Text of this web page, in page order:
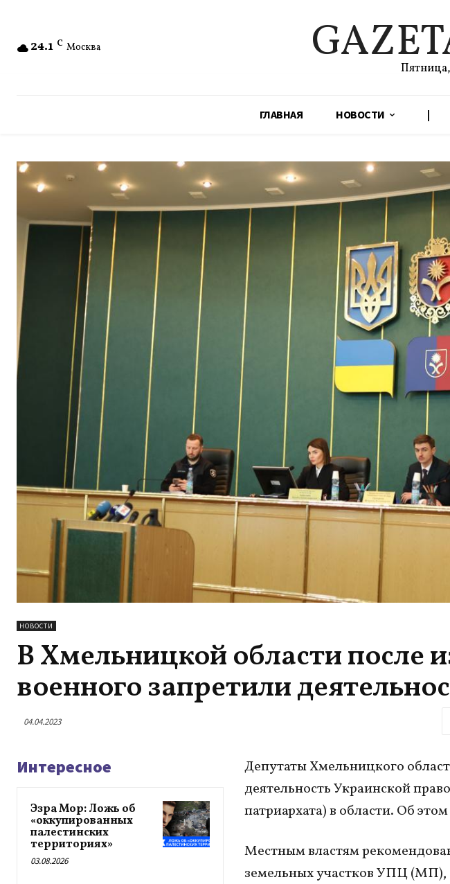
24.1 C Москва
Пятница,
ГЛАВНАЯ НОВОСТИ |
НОВОСТИ
В Хмельницкой области после
военного запретили
04.04.2023
Интересное
Эзра Мор: Ложь об
«оккупированных
палестинских
территориях»
03.08.2026
Депутаты Хмельницкого
деятельность Украинской
патриархата) в области. Об
Местным властям
земельных участков УПЦ (МП),